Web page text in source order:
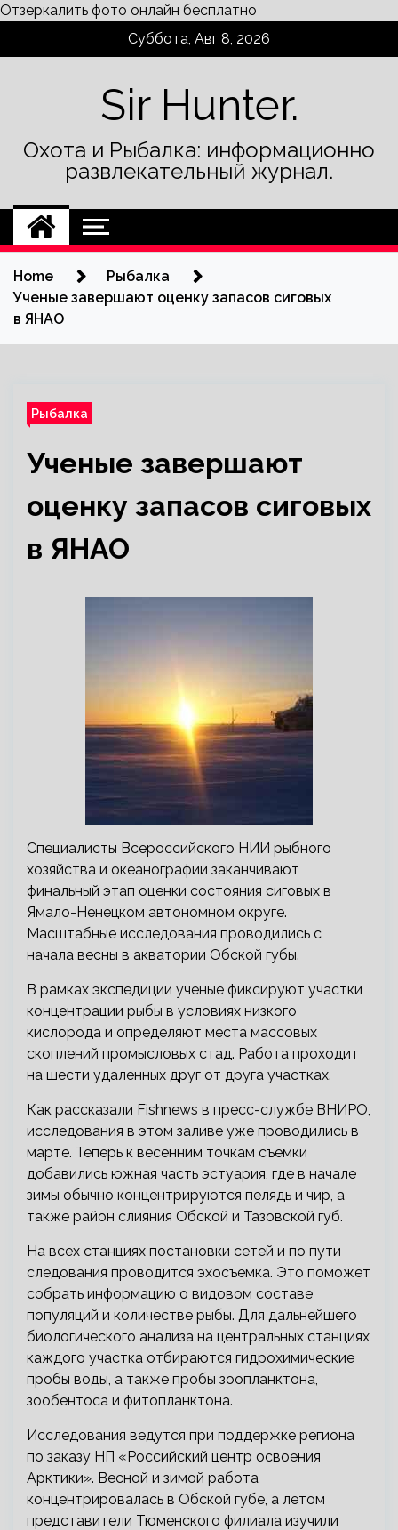
Отзеркалить фото онлайн бесплатно
Суббота, Авг 8, 2026
Sir Hunter.
Охота и Рыбалка: информационно
развлекательный журнал.
Home
Рыбалка
Ученые завершают оценку запасов сиговых
в ЯНАО
Рыбалка
Ученые завершают
оценку запасов сиговых
в ЯНАО
Специалисты Всероссийского НИИ рыбного
хозяйства и океанографии заканчивают
финальный этап оценки состояния сиговых в
Ямало-Ненецком автономном округе.
Масштабные исследования проводились с
начала весны в акватории Обской губы.
В рамках экспедиции ученые фиксируют участки
концентрации рыбы в условиях низкого
кислорода и определяют места массовых
скоплений промысловых стад. Работа проходит
на шести удаленных друг от друга участках.
Как рассказали Fishnews в пресс-службе ВНИРО,
исследования в этом заливе уже проводились в
марте. Теперь к весенним точкам съемки
добавились южная часть эстуария, где в начале
зимы обычно концентрируются пелядь и чир, а
также район слияния Обской и Тазовской губ.
На всех станциях постановки сетей и по пути
следования проводится эхосъемка. Это поможет
собрать информацию о видовом составе
популяций и количестве рыбы. Для дальнейшего
биологического анализа на центральных станциях
каждого участка отбираются гидрохимические
пробы воды, а также пробы зоопланктона,
зообентоса и фитопланктона.
Исследования ведутся при поддержке региона
по заказу НП «Российский центр освоения
Арктики». Весной и зимой работа
концентрировалась в Обской губе, а летом
представители Тюменского филиала изучили